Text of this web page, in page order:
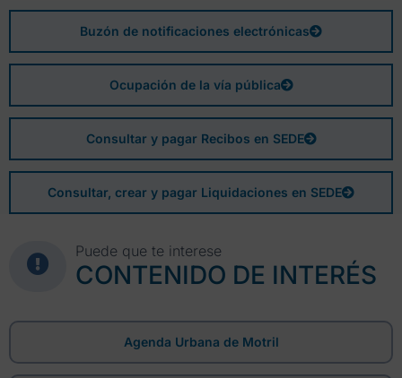
Buzón de notificaciones electrónicas
Ocupación de la vía pública
Consultar y pagar Recibos en SEDE
Consultar, crear y pagar Liquidaciones en SEDE
Puede que te interese
CONTENIDO DE INTERÉS
Agenda Urbana de Motril